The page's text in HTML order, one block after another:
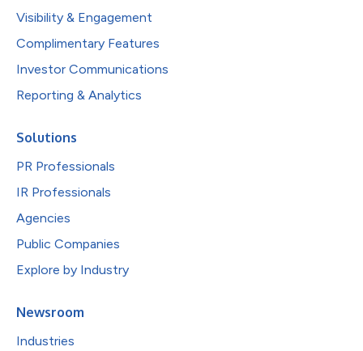
Visibility & Engagement
Complimentary Features
Investor Communications
Reporting & Analytics
Solutions
PR Professionals
IR Professionals
Agencies
Public Companies
Explore by Industry
Newsroom
Industries